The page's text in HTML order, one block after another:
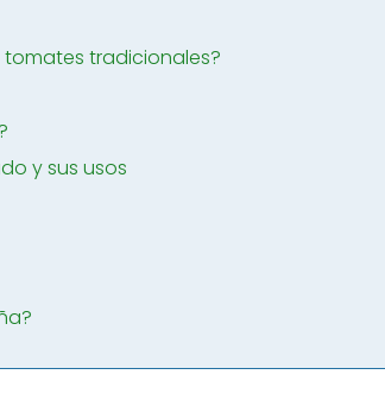
tomates tradicionales?
y sus usos